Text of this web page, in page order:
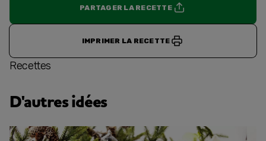
PARTAGER LA RECETTE
IMPRIMER LA RECETTE
Recettes
D'autres idées